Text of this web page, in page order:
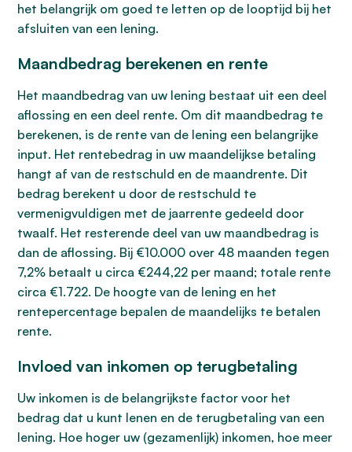
het belangrijk om goed te letten op de looptijd bij het
afsluiten van een lening.
Maandbedrag berekenen en rente
Het maandbedrag van uw lening bestaat uit een deel
aflossing en een deel rente. Om dit maandbedrag te
berekenen, is de rente van de lening een belangrijke
input. Het rentebedrag in uw maandelijkse betaling
hangt af van de restschuld en de maandrente. Dit
bedrag berekent u door de restschuld te
vermenigvuldigen met de jaarrente gedeeld door
twaalf. Het resterende deel van uw maandbedrag is
dan de aflossing. Bij €10.000 over 48 maanden tegen
7,2% betaalt u circa €244,22 per maand; totale rente
circa €1.722. De hoogte van de lening en het
rentepercentage bepalen de maandelijks te betalen
rente.
Invloed van inkomen op terugbetaling
Uw inkomen is de belangrijkste factor voor het
bedrag dat u kunt lenen en de terugbetaling van een
lening. Hoe hoger uw (gezamenlijk) inkomen, hoe meer